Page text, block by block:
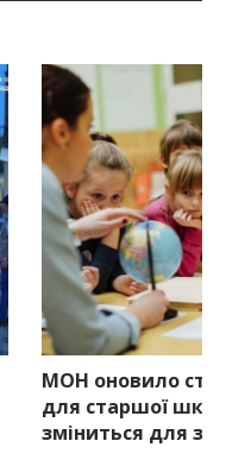
МОН оновило
для старшої
зміниться для